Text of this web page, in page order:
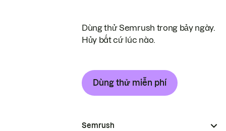
Dùng thử Semrush trong bảy ngày.
Hủy bất cứ lúc nào.
Dùng thử miễn phí
Semrush